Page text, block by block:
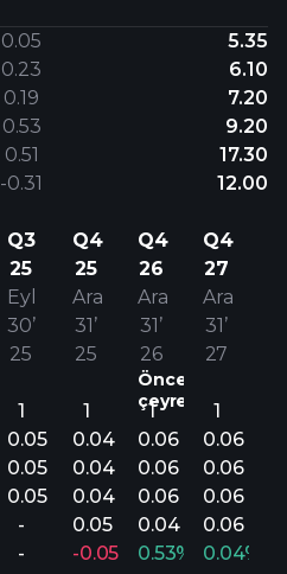
0.05
5.35
0.23
6.10
0.19
7.20
0.53
9.20
0.51
17.30
-0.31 12.00
Q3
25
Eyl
30’
25
1
0.05
0.05
0.05
-
-
Q4
25
Ara
31’
25
1
0.04
0.04
0.04
0.05
-0.05%
Q4
26
Ara
31’
26
Önceki
çeyrek.
1
0.06
0.06
0.06
0.04
0.53%
Q4
27
Ara
31’
27
1
0.06
0.06
0.06
0.06
0.04%